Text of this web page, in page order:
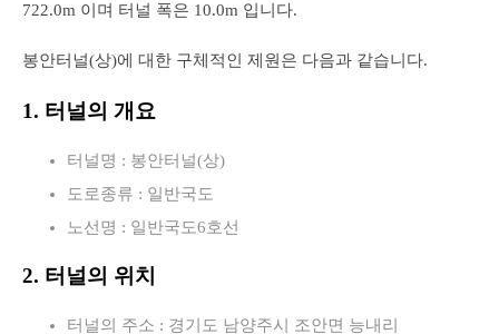
722.0m 이며 터널 폭은 10.0m 입니다.
봉안터널(상)에 대한 구체적인 제원은 다음과 같습니다.
1. 터널의 개요
터널명 : 봉안터널(상)
도로종류 : 일반국도
노선명 : 일반국도6호선
2. 터널의 위치
터널의 주소 : 경기도 남양주시 조안면 능내리